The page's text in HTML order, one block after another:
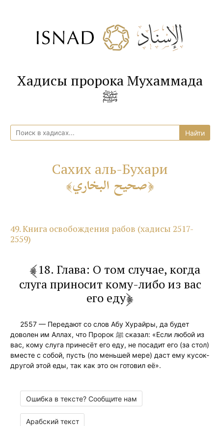
Хадисы пророка Мухаммада
ﷺ
Сахих аль-Бухари
صحيح البخاري
49. Книга освобождения рабов (хадисы 2517-
2559)
18. Глава: О том случае, когда
слуга приносит кому-либо из вас
его еду
2557 — Передают со слов Абу Хурайры, да будет
доволен им Аллах, что Пророк ﷺ сказал: «Если любой из
вас, кому слуга принесёт его еду, не посадит его (за стол)
вместе с собой, пусть (по меньшей мере) даст ему кусок-
другой этой еды, так как это он готовил её».
Ошибка в тексте? Сообщите нам
Арабский текст